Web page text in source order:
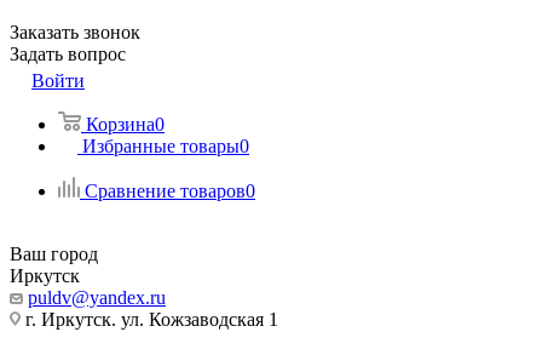
Заказать звонок
Задать вопрос
Войти
Корзина0
Избранные товары0
Сравнение товаров0
Ваш город
Иркутск
puldv@yandex.ru
г. Иркутск. ул. Кожзаводская 1